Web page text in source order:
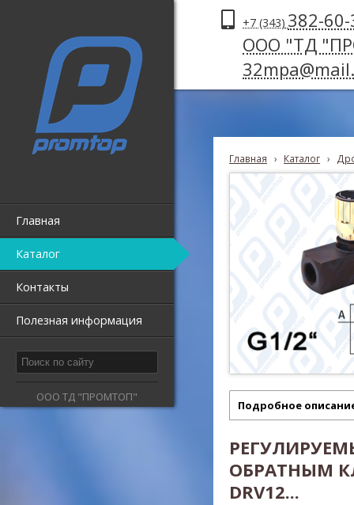
Главная
Каталог
Контакты
Полезная информация
ООО ТД "ПРОМТОП"
+7 (343) 382-
ООО "ТД
Главная › Каталог ›
Подробное
ОБРАТНЫМ
DRV12...